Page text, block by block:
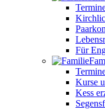
Für
Kurse
Kess